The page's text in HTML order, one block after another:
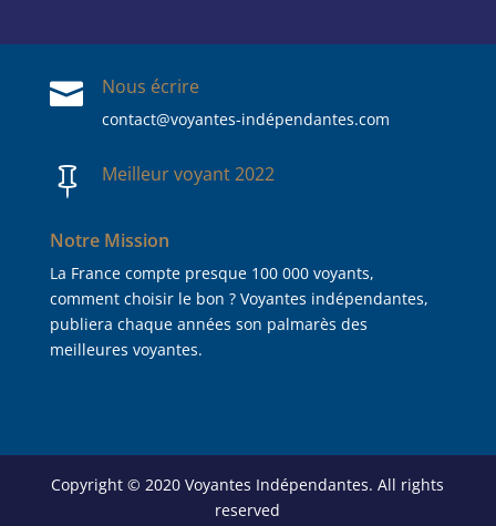
 Nous écrire
contact@voyantes-indépendantes.com
 Meilleur voyant 2022
Notre Mission
La France compte presque 100 000 voyants,
comment choisir le bon ? Voyantes indépendantes,
publiera chaque années son palmarès des
meilleures voyantes.
Copyright © 2020 Voyantes Indépendantes. All rights
reserved